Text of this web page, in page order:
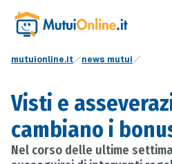
mutuionline.it news mutui
Visti e
cambiano i
Nel corso delle ultime